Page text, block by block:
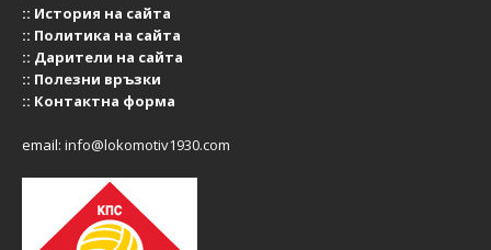
:: История на сайта
:: Политика на сайта
:: Дарители на сайта
:: Полезни връзки
:: Контактна форма
email: info@lokomotiv1930.com